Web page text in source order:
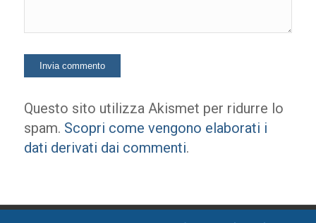
Questo sito utilizza Akismet per ridurre lo
spam. Scopri come vengono elaborati i
dati derivati dai commenti.